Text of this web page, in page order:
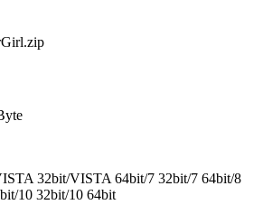
32bit/VISTA 64bit/7 32bit/7 64bit/8
10 32bit/10 64bit